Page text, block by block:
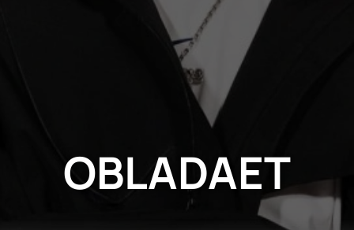
OBLADAET